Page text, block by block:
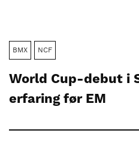
BMX NCF
World Cup-debut i
erfaring før EM